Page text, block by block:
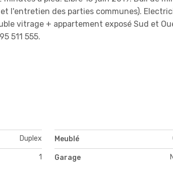
l'entretien des parties communes).
vitrage + appartement exposé Sud et
511 555.
Duplex Meublé
1 Garage